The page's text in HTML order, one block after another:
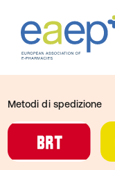
Metodi di spedizione